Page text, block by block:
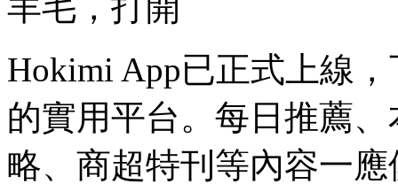
Hokimi App已正式上線
的實用平台。每日推薦
略、商超特刊等內容一